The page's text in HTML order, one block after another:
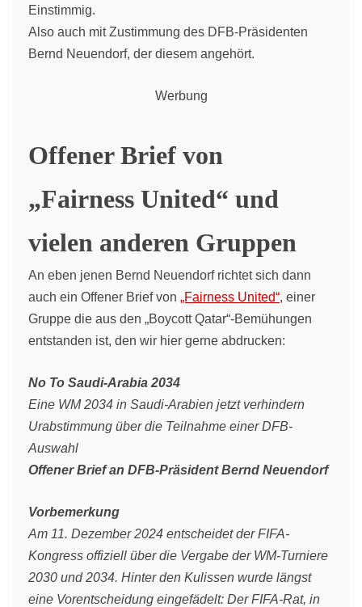
Einstimmig.
Also auch mit Zustimmung des DFB-Präsidenten
Bernd Neuendorf, der diesem angehört.
Werbung
Offener Brief von
„Fairness United“ und
vielen anderen Gruppen
An eben jenen Bernd Neuendorf richtet sich dann
auch ein Offener Brief von „Fairness United“, einer
Gruppe die aus den „Boycott Qatar“-Bemühungen
entstanden ist, den wir hier gerne abdrucken:
No To Saudi-Arabia 2034
Eine WM 2034 in Saudi-Arabien jetzt verhindern
Urabstimmung über die Teilnahme einer DFB-
Auswahl
Offener Brief an DFB-Präsident Bernd Neuendorf
Vorbemerkung
Am 11. Dezember 2024 entscheidet der FIFA-
Kongress offiziell über die Vergabe der WM-Turniere
2030 und 2034. Hinter den Kulissen wurde längst
eine Vorentscheidung eingefädelt: Der FIFA-Rat, in